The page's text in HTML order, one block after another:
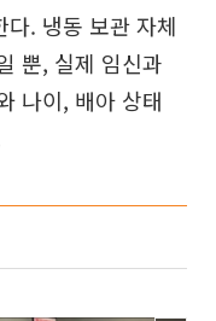
. 냉동 보관 자체
뿐, 실제 임신과
나이, 배아 상태